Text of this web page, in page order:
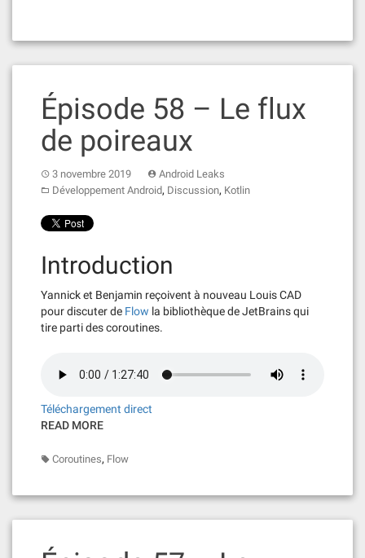
Épisode 58 – Le flux
de poireaux
3 novembre 2019
Android Leaks
Développement Android, Discussion, Kotlin
Introduction
Yannick et Benjamin reçoivent à nouveau Louis CAD
pour discuter de Flow la bibliothèque de JetBrains qui
tire parti des coroutines.
Téléchargement direct
READ MORE
Coroutines, Flow